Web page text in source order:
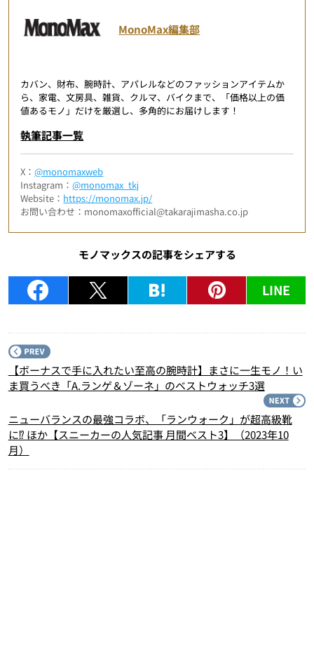
MonoMax編集部
カバン、財布、腕時計、アパレルなどのファッションアイテムか
ら、家電、文房具、雑貨、クルマ、バイクまで、「価格以上の価
値あるモノ」だけを厳選し、多角的にお届けします！
執筆記事一覧
X：@monomaxweb
Instagram：@monomax_tkj
Website： https://monomax.jp/
お問い合わせ：monomaxofficial@takarajimasha.co.jp
モノマックスの記事をシェアする
LINE
【ボーナスで手に入れたい至高の腕時計】まさに一生モノ！い
ま買うべき「A.ランゲ＆ゾーネ」のベストウォッチ3選
ニューバランスの最強コラボ、「ランウォーク」が超高級靴
に⁉︎ ほか【スニーカーの人気記事 月間ベスト3】（2023年10
月）